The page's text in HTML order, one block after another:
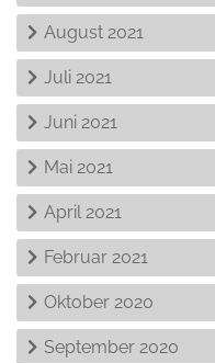
August 2021
Juli 2021
Juni 2021
Mai 2021
April 2021
Februar 2021
Oktober 2020
September 2020